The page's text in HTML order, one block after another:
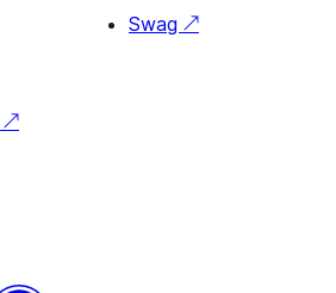
Swag ↗
↗